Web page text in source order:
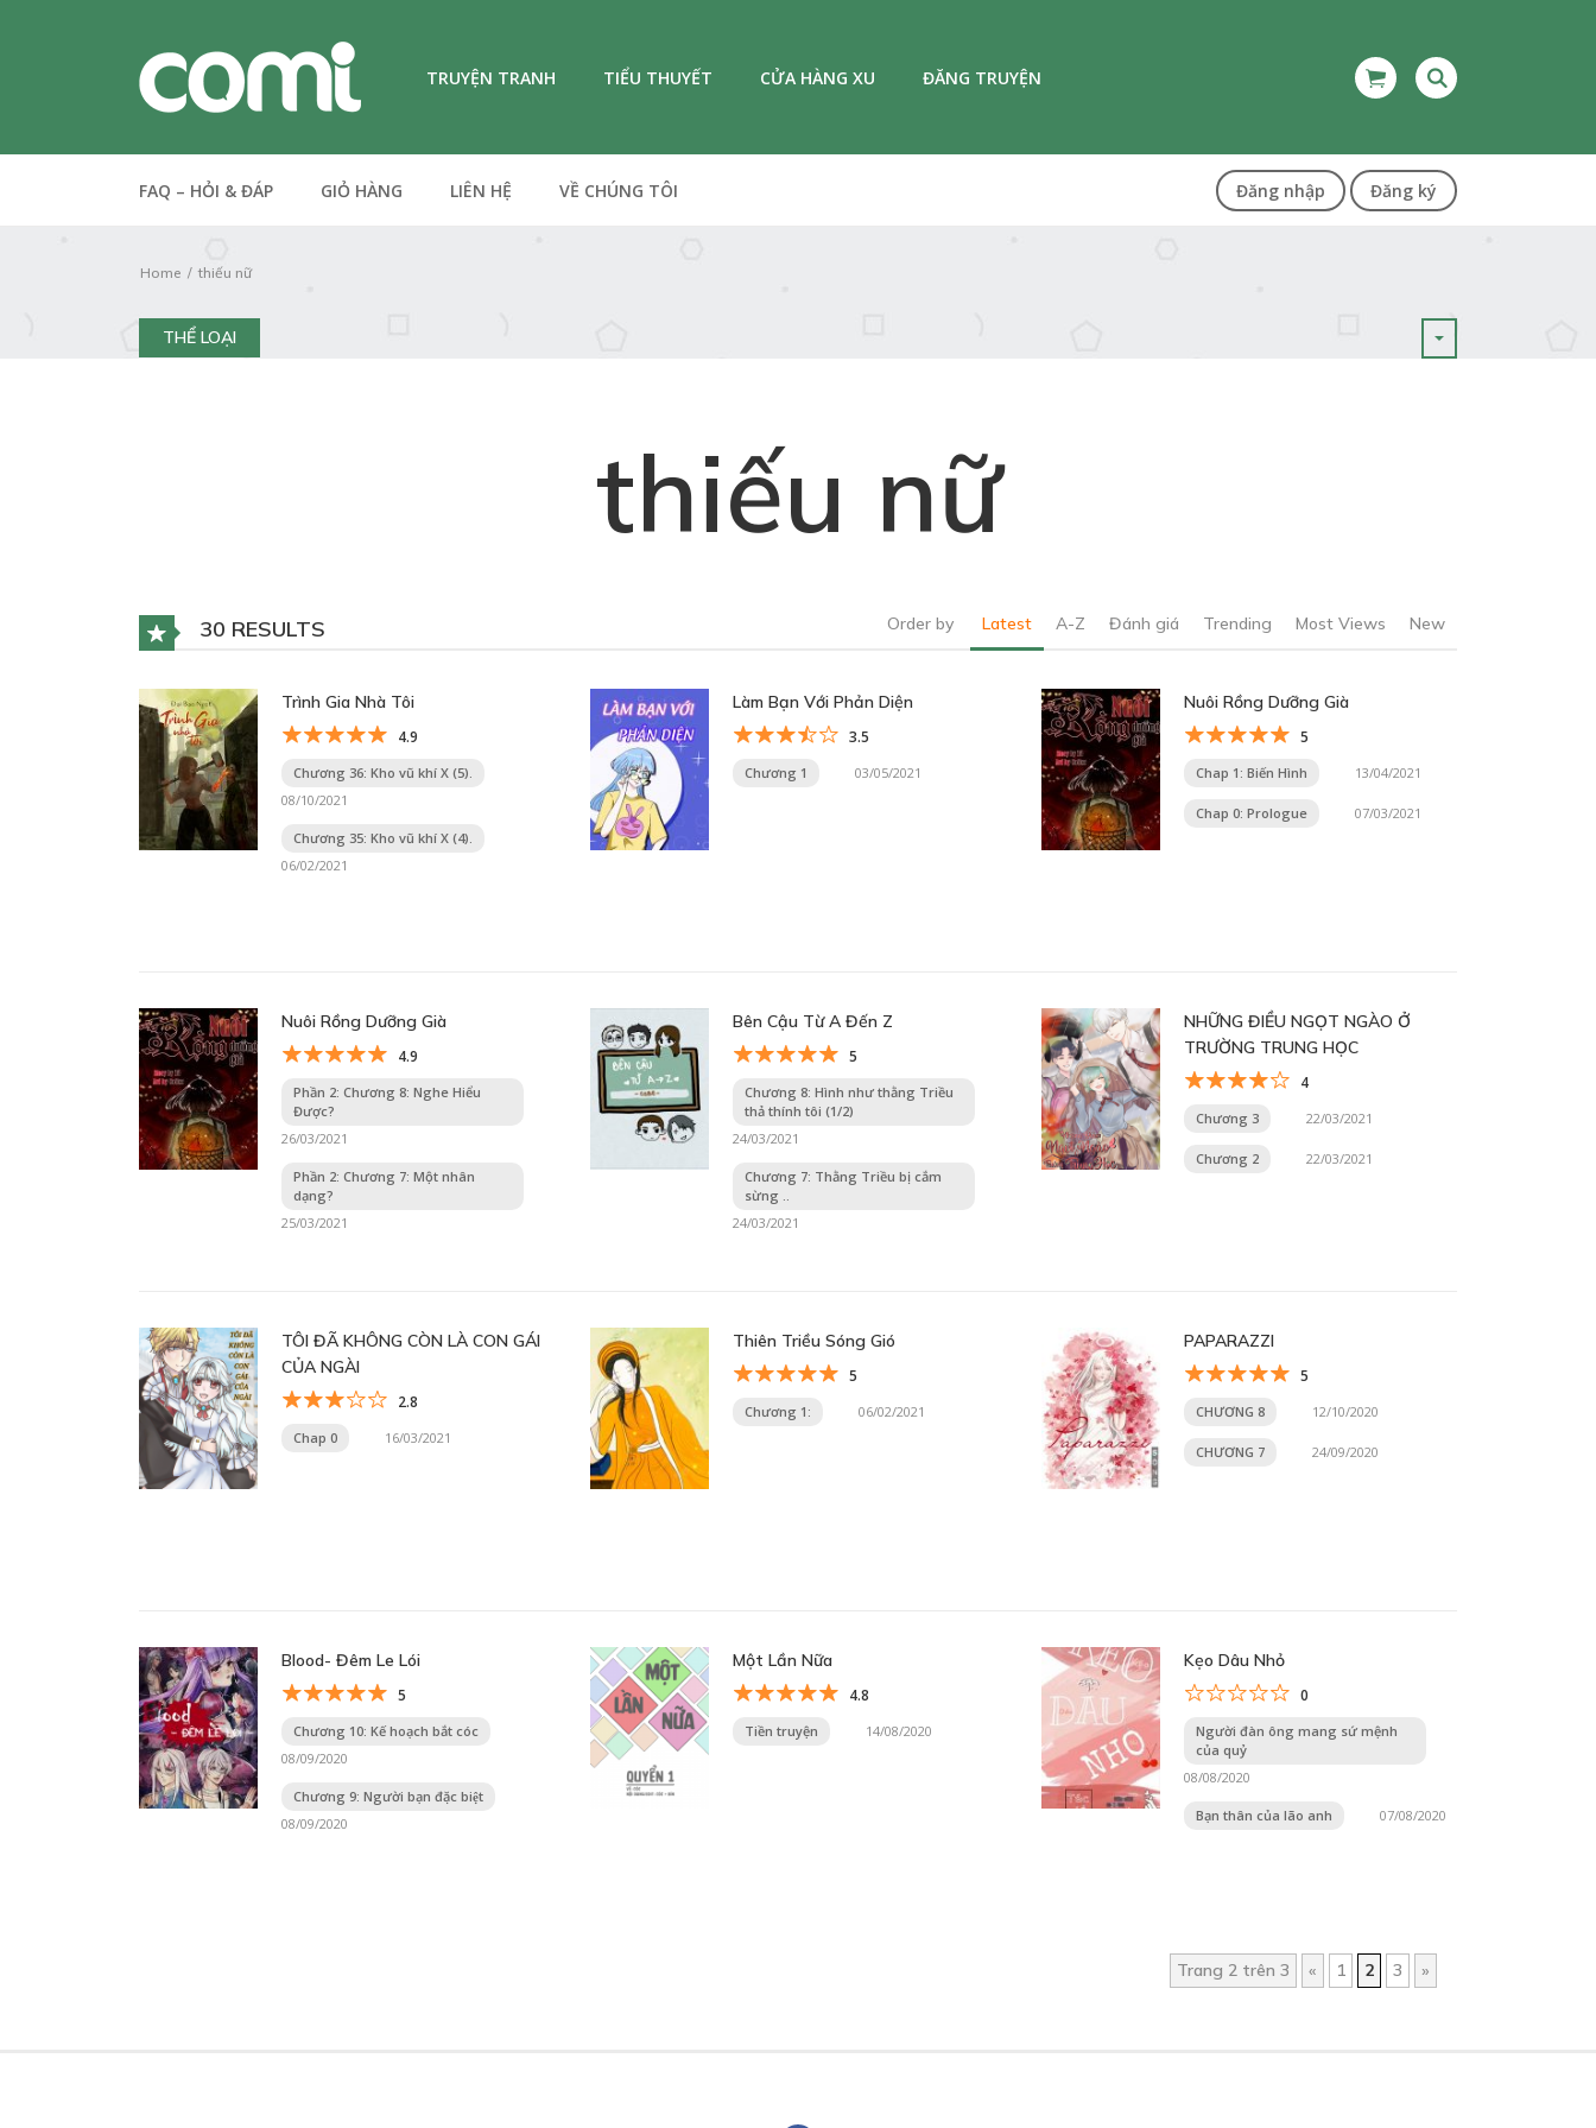
TRUYỆN TRANH TIỂU THUYẾT CỬA HÀNG XU ĐĂNG TRUYỆN
FAQ – HỎI & ĐÁP GIỎ HÀNG LIÊN HỆ VỀ CHÚNG TÔI Đăng nhập Đăng ký
Home thiếu nữ
THỂ LOẠI
thiếu nữ
30 RESULTS Order by Latest A-Z Đánh giá Trending Most Views New
Trình Gia Nhà Tôi
4.9
Chương 36: Kho vũ khí X (5).
08/10/2021
Chương 35: Kho vũ khí X (4).
06/02/2021
Làm Bạn Với Phản Diện
3.5
Chương 1 03/05/2021
Nuôi Rồng Dưỡng Già
5
Chap 1: Biến Hình 13/04/2021
Chap 0: Prologue 07/03/2021
Nuôi Rồng Dưỡng Già
4.9
Phần 2: Chương 8: Nghe Hiểu
Được?
26/03/2021
Phần 2: Chương 7: Một nhân
dạng?
25/03/2021
Bên Cậu Từ A Đến Z
5
Chương 8: Hình như thằng Triều
thả thính tôi (1/2)
24/03/2021
Chương 7: Thằng Triều bị cắm
sừng ..
24/03/2021
NHỮNG ĐIỀU NGỌT NGÀO Ở
TRƯỜNG TRUNG HỌC
4
Chương 3 22/03/2021
Chương 2 22/03/2021
TÔI ĐÃ KHÔNG CÒN LÀ CON GÁI
CỦA NGÀI
2.8
Chap 0 16/03/2021
Thiên Triều Sóng Gió
5
Chương 1: 06/02/2021
PAPARAZZI
5
CHƯƠNG 8 12/10/2020
CHƯƠNG 7 24/09/2020
Blood- Đêm Le Lói
5
Chương 10: Kế hoạch bắt cóc
08/09/2020
Chương 9: Người bạn đặc biệt
08/09/2020
Một Lần Nữa
4.8
Tiền truyện 14/08/2020
Kẹo Dâu Nhỏ
0
Người đàn ông mang sứ mệnh
của quỷ
08/08/2020
Bạn thân của lão anh 07/08/2020
Trang 2 trên 3 « 1 2 3 »